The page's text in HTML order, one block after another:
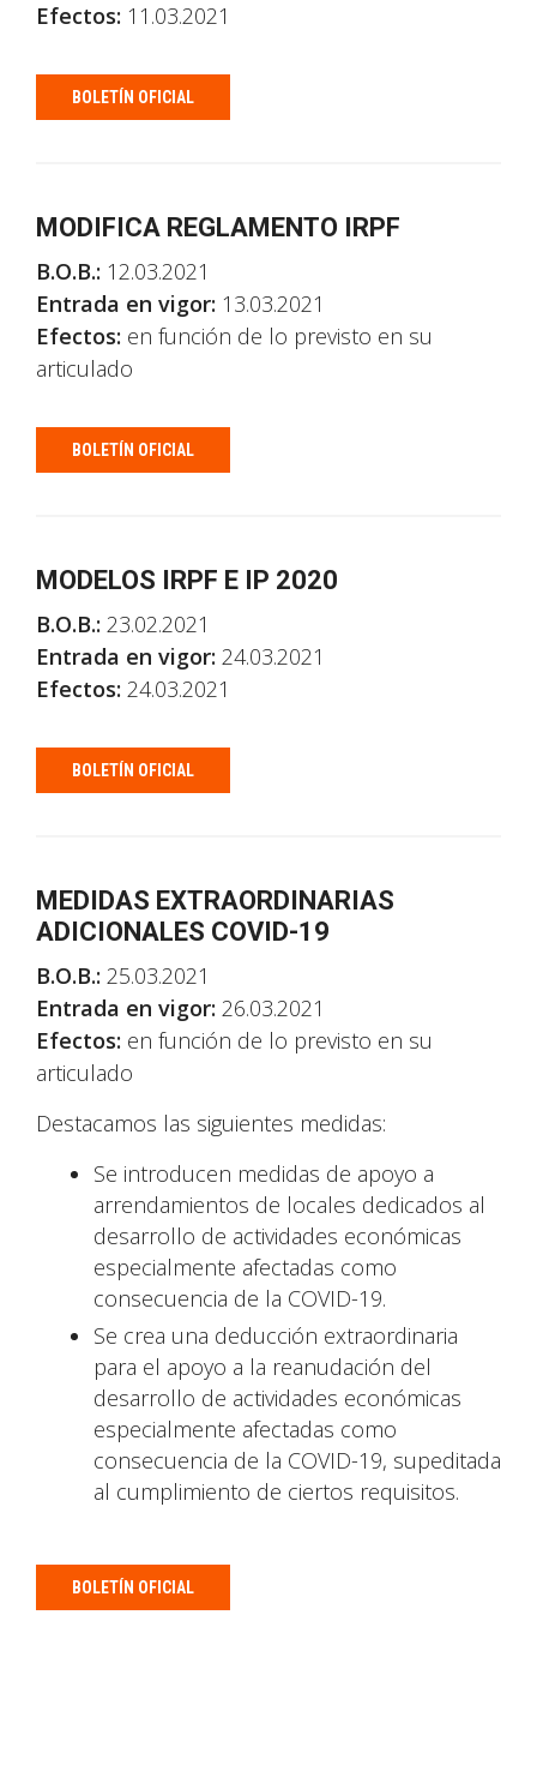
Efectos: 11.03.2021
BOLETÍN OFICIAL
MODIFICA REGLAMENTO IRPF
B.O.B.: 12.03.2021
Entrada en vigor: 13.03.2021
Efectos: en función de lo previsto en su
articulado
BOLETÍN OFICIAL
MODELOS IRPF E IP 2020
B.O.B.: 23.02.2021
Entrada en vigor: 24.03.2021
Efectos: 24.03.2021
BOLETÍN OFICIAL
MEDIDAS EXTRAORDINARIAS
ADICIONALES COVID-19
B.O.B.: 25.03.2021
Entrada en vigor: 26.03.2021
Efectos: en función de lo previsto en su
articulado
Destacamos las siguientes medidas:
Se introducen medidas de apoyo a
arrendamientos de locales dedicados al
desarrollo de actividades económicas
especialmente afectadas como
consecuencia de la COVID-19.
Se crea una deducción extraordinaria
para el apoyo a la reanudación del
desarrollo de actividades económicas
especialmente afectadas como
consecuencia de la COVID-19, supeditada
al cumplimiento de ciertos requisitos.
BOLETÍN OFICIAL